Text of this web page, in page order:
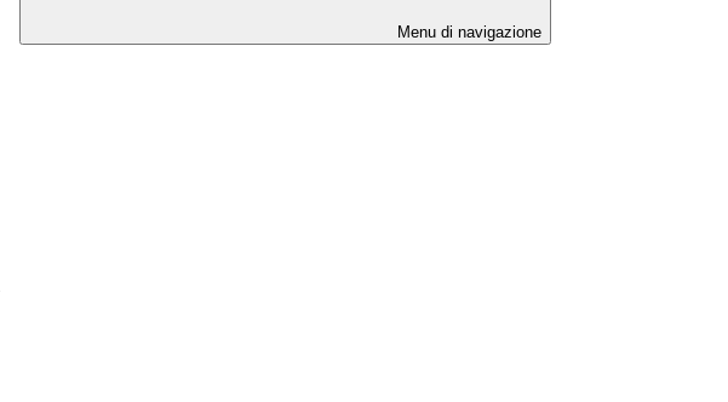
Menu di navigazione